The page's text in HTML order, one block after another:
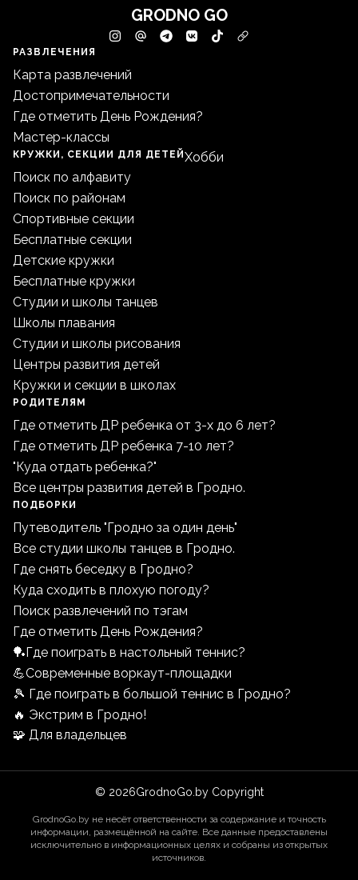
GRODNO GO
РАЗВЛЕЧЕНИЯ
Карта развлечений
Достопримечательности
Где отметить День Рождения?
Мастер-классы
КРУЖКИ, СЕКЦИИ ДЛЯ ДЕТЕЙ
Поиск по алфавиту
Поиск по районам
Спортивные секции
Бесплатные секции
Детские кружки
Бесплатные кружки
Студии и школы танцев
Школы плавания
Студии и школы рисования
Центры развития детей
Кружки и секции в школах
Хобби
РОДИТЕЛЯМ
Где отметить ДР ребенка от 3-х до 6 лет?
Где отметить ДР ребенка 7-10 лет?
"Куда отдать ребенка?"
Все центры развития детей в Гродно.
ПОДБОРКИ
Путеводитель "Гродно за один день"
Все студии школы танцев в Гродно.
Где снять беседку в Гродно?
Куда сходить в плохую погоду?
Поиск развлечений по тэгам
Где отметить День Рождения?
🏓Где поиграть в настольный теннис?
💪Современные воркаут-площадки
🎾 Где поиграть в большой теннис в Гродно?
🔥 Экстрим в Гродно!
🧩 Для владельцев
© 2026GrodnoGo.by Copyright
GrodnoGo.by не несёт ответственности за содержание и точность
информации, размещённой на сайте. Все данные предоставлены
исключительно в информационных целях и собраны из открытых
источников.